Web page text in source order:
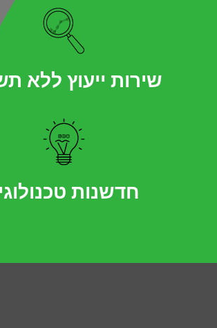
שירות ייעוץ ללא
חדשנות טכנולוגית